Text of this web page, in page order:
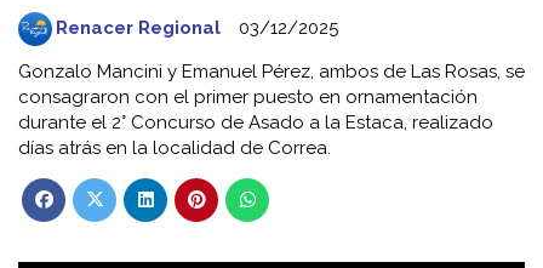
Gonzalo Mancini y Emanuel Pérez, ambos de Las Rosas, se
consagraron con el primer puesto en ornamentación
durante el 2° Concurso de Asado a la Estaca, realizado
días atrás en la localidad de Correa.
03/12/2025
Renacer Regional